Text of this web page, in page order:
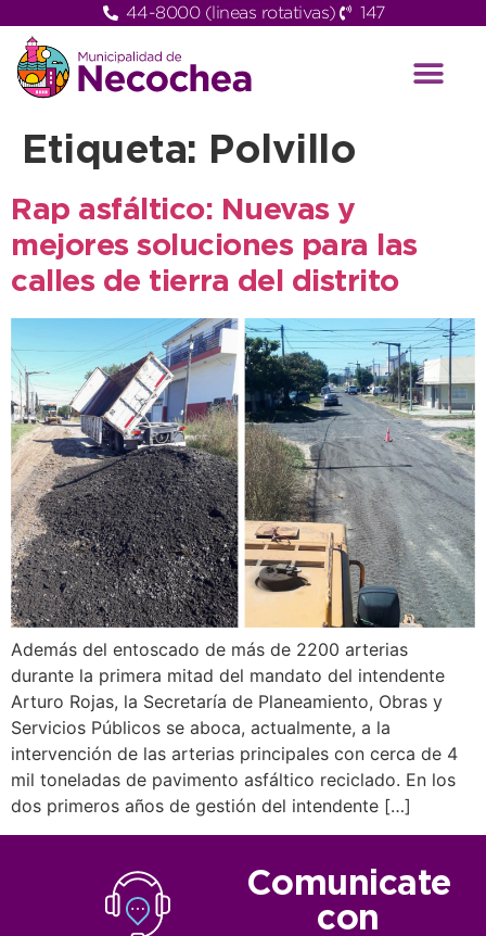
44-8000 (lineas rotativas) 147
Etiqueta: Polvillo
Rap asfáltico: Nuevas y
mejores soluciones para las
calles de tierra del distrito
Además del entoscado de más de 2200 arterias
durante la primera mitad del mandato del intendente
Arturo Rojas, la Secretaría de Planeamiento, Obras y
Servicios Públicos se aboca, actualmente, a la
intervención de las arterias principales con cerca de 4
mil toneladas de pavimento asfáltico reciclado. En los
dos primeros años de gestión del intendente […]
Comunicate
con